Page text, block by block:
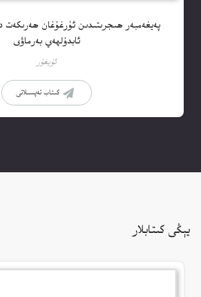
پەيغەمبەر ھىجرىتىدىن ئۇرغۇغان ھەرىكەت
ئابدۇلھەي بەرماۋى
ئۇيغۇر
كىتاب تەپسىلاتى
يېڭى كىتابلار